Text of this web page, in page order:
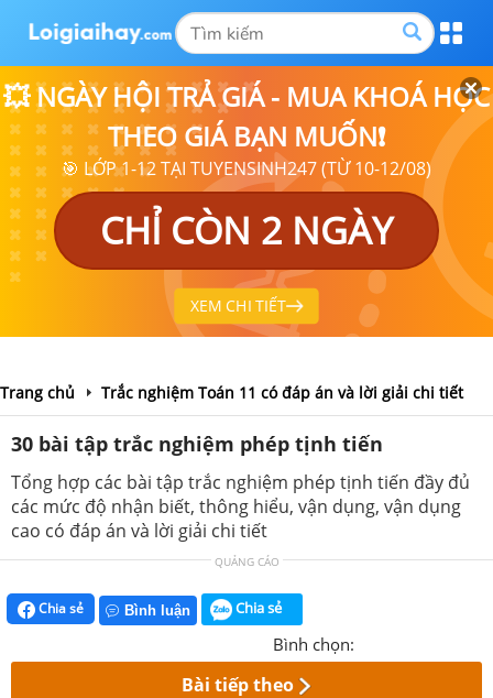
💥 NGÀY HỘI TRẢ GIÁ - MUA KHOÁ HỌC
THEO GIÁ BẠN MUỐN❗
🎯 LỚP 1-12 TẠI TUYENSINH247 (TỪ 10-12/08)
CHỈ CÒN 2 NGÀY
XEM CHI TIẾT
Trang chủ Trắc nghiệm Toán 11 có đáp án và lời giải chi tiết
30 bài tập trắc nghiệm phép tịnh tiến
Tổng hợp các bài tập trắc nghiệm phép tịnh tiến đầy đủ
các mức độ nhận biết, thông hiểu, vận dụng, vận dụng
cao có đáp án và lời giải chi tiết
QUẢNG CÁO
Chia sẻ Bình luận Chia sẻ
Bình chọn:
Bài tiếp theo